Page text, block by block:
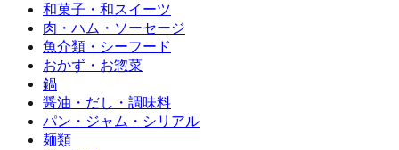
和菓子・和スイーツ
肉・ハム・ソーセージ
魚介類・シーフード
おかず・お惣菜
鍋
醤油・だし・調味料
パン・ジャム・シリアル
麺類